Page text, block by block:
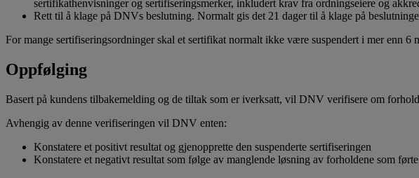
sertifikathenvisninger og sertifiseringsmerker, inkludert krav fra ordningseiere og
Rett til å klage på DNVs beslutning. Normalt gis det 21 dager til å klage på
For mange sertifiseringsordninger skal et sertifikat normalt ikke være suspendert i mer enn 6
Oppfølging
Basert på kundens tilbakemelding og de tiltak som er iverksatt, vil DNV verifisere om
Avhengig av denne verifiseringen vil DNV enten:
Konstatere et positivt resultat og gjenopprette den suspenderte sertifiseringen
Konstatere et negativt resultat som følge av manglende løsning av forholdene som